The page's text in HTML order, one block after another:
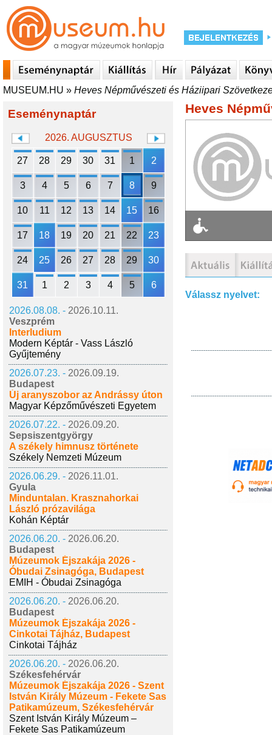
MUSEUM.HU » Heves Népművészeti és Háziipari
Eseménynaptár
2026. AUGUSZTUS
27 28 29 30 31 1 2
3 4 5 6 7 8 9
10 11 12 13 14 15 16
17 18 19 20 21 22 23
24 25 26 27 28 29 30
31 1 2 3 4 5 6
2026.08.08. - 2026.10.11.
Veszprém
Interludium
Modern Képtár - Vass László
Gyűjtemény
2026.07.23. - 2026.09.19.
Budapest
Új aranyszobor az Andrássy úton
Magyar Képzőművészeti Egyetem
2026.07.22. - 2026.09.20.
Sepsiszentgyörgy
A székely himnusz története
Székely Nemzeti Múzeum
2026.06.29. - 2026.11.01.
Gyula
Minduntalan. Krasznahorkai
László prózavilága
Kohán Képtár
2026.06.20. - 2026.06.20.
Budapest
Múzeumok Éjszakája 2026 -
Óbudai Zsinagóga, Budapest
EMIH - Óbudai Zsinagóga
2026.06.20. - 2026.06.20.
Budapest
Múzeumok Éjszakája 2026 -
Cinkotai Tájház, Budapest
Cinkotai Tájház
2026.06.20. - 2026.06.20.
Székesfehérvár
Múzeumok Éjszakája 2026 - Szent
István Király Múzeum - Fekete Sas
Patikamúzeum, Székesfehérvár
Szent István Király Múzeum –
Fekete Sas Patikamúzeum
Heves
Válassz nyelvet: